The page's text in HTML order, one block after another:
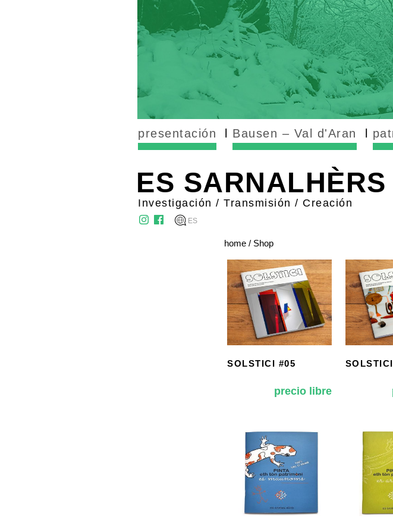
presentación Bausen – Val d'Aran
ES SARNALHÈRS
Investigación / Transmisión / Creación
ES
home / Shop
SOLSTICI #05
precio libre